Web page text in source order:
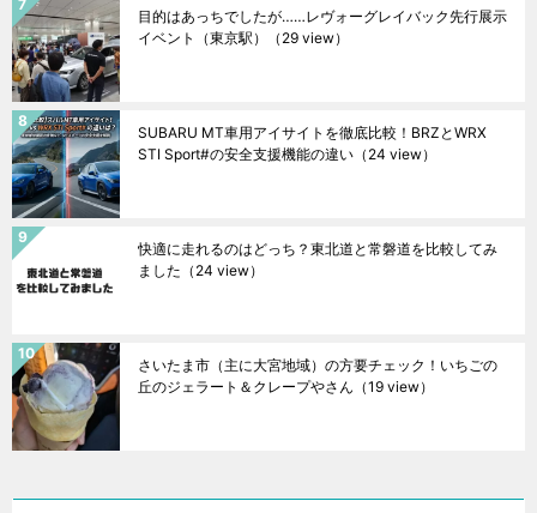
目的はあっちでしたが……レヴォーグレイバック先行展示
イベント（東京駅）
（29 view）
SUBARU MT車用アイサイトを徹底比較！BRZとWRX
STI Sport#の安全支援機能の違い （24 view）
快適に走れるのはどっち？東北道と常磐道を比較してみ
ました （24 view）
さいたま市（主に大宮地域）の方要チェック！いちごの
丘のジェラート＆クレープやさん （19 view）